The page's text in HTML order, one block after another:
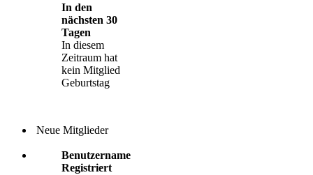
In den
nächsten 30
Tagen
In diesem
Zeitraum hat
kein Mitglied
Geburtstag
Neue Mitglieder
Benutzername
Registriert